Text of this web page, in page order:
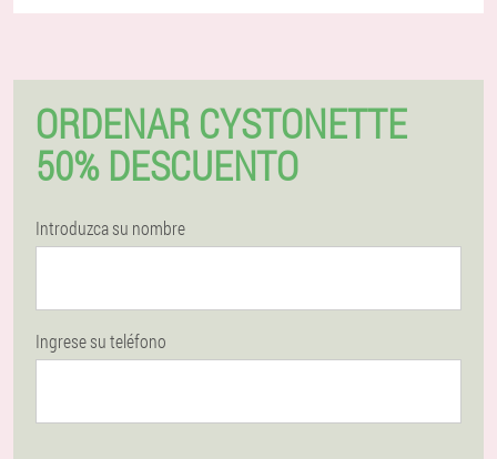
ORDENAR CYSTONETTE
50% DESCUENTO
Introduzca su nombre
Ingrese su teléfono